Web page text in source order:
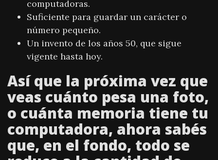
computadoras.
Suficiente para guardar un carácter o
número pequeño.
Un invento de los años 50, que sigue
vigente hasta hoy.
Así que la próxima vez que
veas cuánto pesa una foto,
o cuánta memoria tiene tu
computadora, ahora sabés
que, en el fondo, todo se